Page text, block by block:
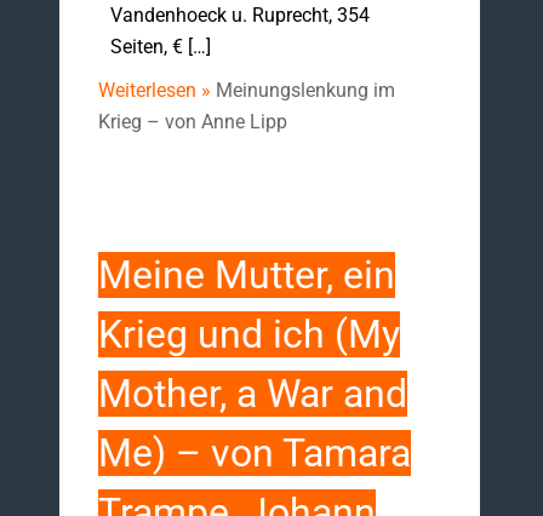
Vandenhoeck u. Ruprecht, 354
Seiten, € […]
Weiterlesen » Meinungslenkung im
Krieg – von Anne Lipp
Meine Mutter, ein
Krieg und ich (My
Mother, a War and
Me) – von Tamara